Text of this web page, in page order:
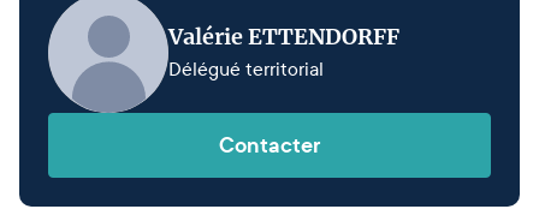
Valérie ETTENDORFF
Délégué territorial
Contacter